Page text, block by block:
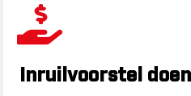
Inruilvoorstel doen